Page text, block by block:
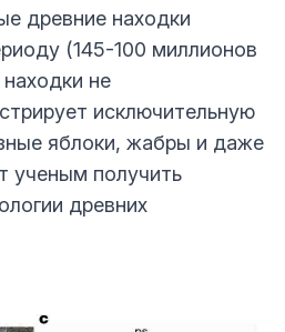
древние находки
(145-100 миллионов
не
исключительную
яблоки, жабры и даже
ученым получить
древних